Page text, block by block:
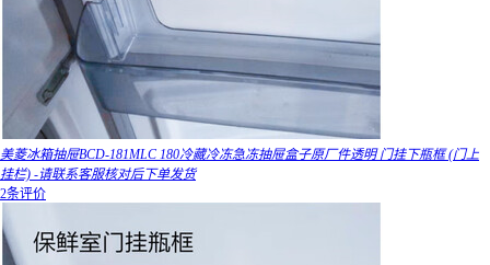
美菱冰箱抽屉BCD-181MLC 180冷藏冷冻急冻抽屉盒子原厂件透明 门挂下瓶框 (门上
挂栏) -请联系客服核对后下单发货
2条评价